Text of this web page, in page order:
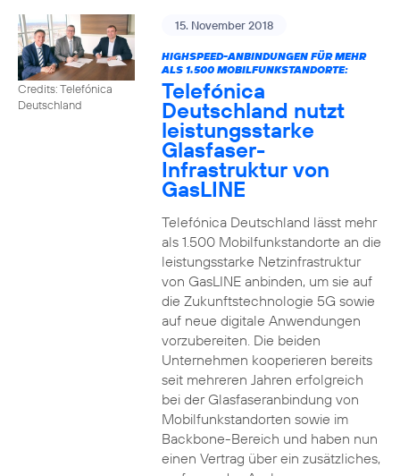
Credits: Telefónica
Deutschland
15. November 2018
HIGHSPEED-ANBINDUNGEN FÜR MEHR
ALS 1.500 MOBILFUNKSTANDORTE:
Telefónica
Deutschland nutzt
leistungsstarke
Glasfaser-
Infrastruktur von
GasLINE
Telefónica Deutschland lässt mehr
als 1.500 Mobilfunkstandorte an die
leistungsstarke Netzinfrastruktur
von GasLINE anbinden, um sie auf
die Zukunftstechnologie 5G sowie
auf neue digitale Anwendungen
vorzubereiten. Die beiden
Unternehmen kooperieren bereits
seit mehreren Jahren erfolgreich
bei der Glasfaseranbindung von
Mobilfunkstandorten sowie im
Backbone-Bereich und haben nun
einen Vertrag über ein zusätzliches,